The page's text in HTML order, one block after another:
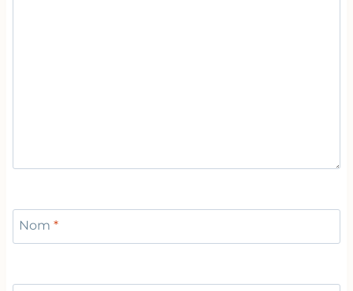
Nom *